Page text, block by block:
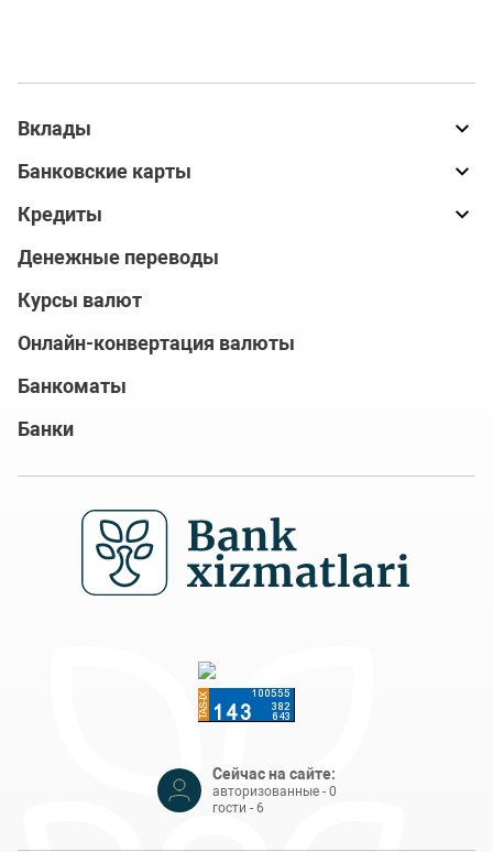
Вклады
Банковские карты
Кредиты
Денежные переводы
Курсы валют
Онлайн-конвертация валюты
Банкоматы
Банки
Сейчас на сайте:
авторизованные - 0
гости - 6